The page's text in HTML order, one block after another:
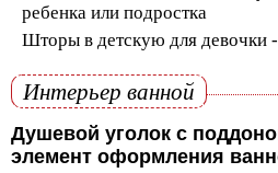
ребенка или подростка
Шторы в детскую для девочки
Интерьер ванной
Душевой уголок с
элемент оформления